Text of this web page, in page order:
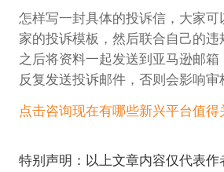
怎样写一封具体的投诉信，大家
家的投诉模板，然后联合自己的违
之后将资料一起发送到亚马逊邮
反复发送投诉邮件，否则会影响审
点击咨询现在有哪些新兴平台值得
特别声明：以上文章内容仅代表